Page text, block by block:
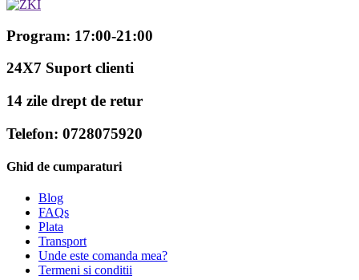
Program: 17:00-21:00
24X7 Suport clienti
14 zile drept de retur
Telefon: 0728075920
Ghid de cumparaturi
Blog
FAQs
Plata
Transport
Unde este comanda mea?
Termeni si conditii